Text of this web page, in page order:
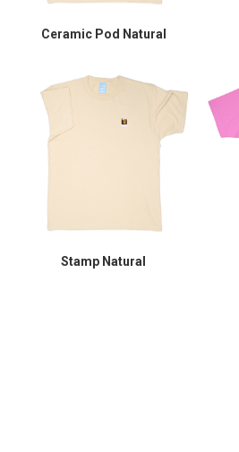
Ceramic Pod Natural
Stamp Natural